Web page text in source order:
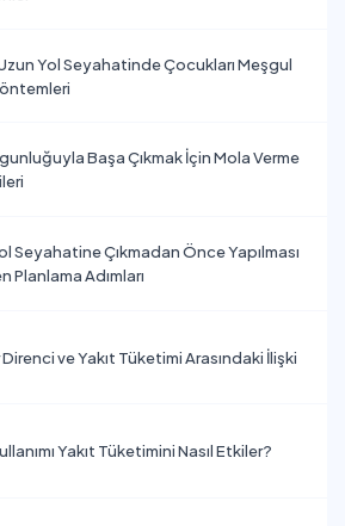
Yol Seyahatinde Çocukları Meşgul
Başa Çıkmak İçin Mola Verme
Seyahatine Çıkmadan Önce Yapılması
Planlama Adımları
ve Yakıt Tüketimi Arasındaki İlişki
Yakıt Tüketimini Nasıl Etkiler?